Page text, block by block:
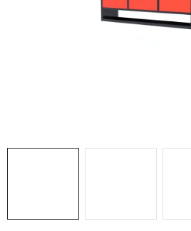
HODNOCENÍ OBCHODU
B2B - VELKOOBCHOD